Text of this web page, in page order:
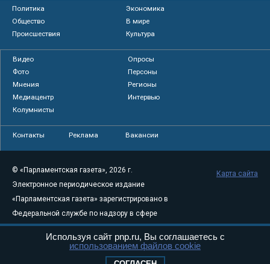
Политика
Экономика
Общество
В мире
Происшествия
Культура
Видео
Опросы
Фото
Персоны
Мнения
Регионы
Медиацентр
Интервью
Колумнисты
Контакты Реклама Вакансии
© «Парламентская газета», 2026 г.
Электронное периодическое издание
«Парламентская газета» зарегистрировано в
Федеральной службе по надзору в сфере
связи, информационных технологий и
массовых коммуникаций (Роскомнадзор) 05
Карта сайта
Используя сайт pnp.ru, Вы соглашаетесь с
использованием файлов cookie